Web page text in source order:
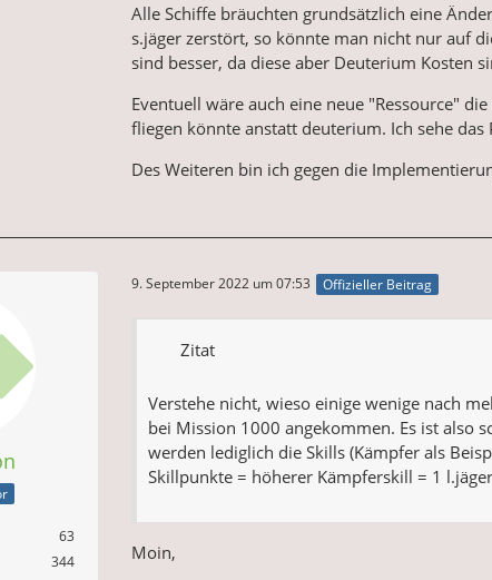
Alle Schiffe bräuchten grundsätzlich eine
s.jäger zerstört, so könnte man nicht nur auf
sind besser, da diese aber Deuterium Kosten
Eventuell wäre auch eine neue "Ressource"
fliegen könnte anstatt deuterium. Ich sehe
Des Weiteren bin ich gegen die
63
344
9. September 2022 um 07:53 Offizieller Beitrag
Zitat
Verstehe nicht, wieso einige wenige nach
bei Mission 1000 angekommen. Es ist also
werden lediglich die Skills (Kämpfer als
Skillpunkte = höherer Kämpferskill = 1
Moin,